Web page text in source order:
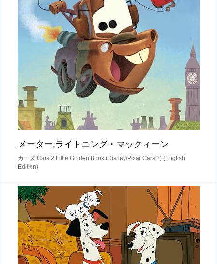
メーター,ライトニング・マックィーン
カーズ Cars 2 Little Golden Book (Disney/Pixar Cars 2) (English
Edition)